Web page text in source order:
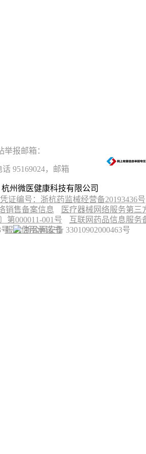
举报邮箱：
95169024，邮箱
杭州微医健康科技有限公司
证编号：浙杭药监械经营备20193436号
销售备案信息
医疗器械网络服务第三
第000011-001号
互联网药品信息服务
服务信用承诺书
浙公网安备 33010902000463号